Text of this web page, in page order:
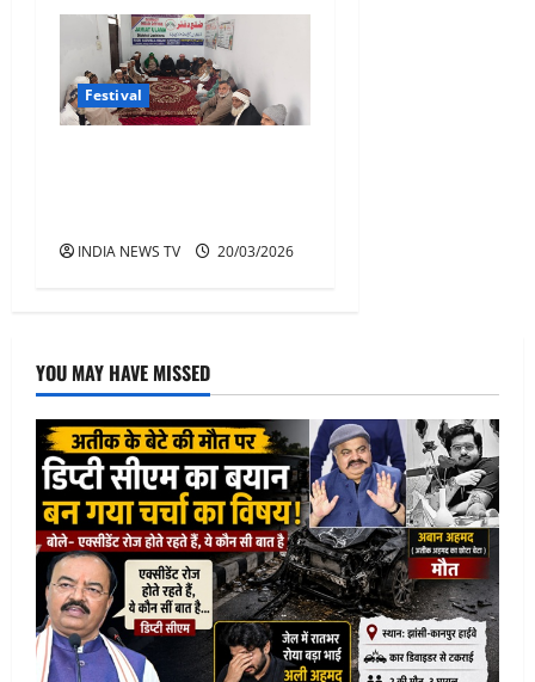
Festival
INDIA NEWS TV 20/03/2026
YOU MAY HAVE MISSED